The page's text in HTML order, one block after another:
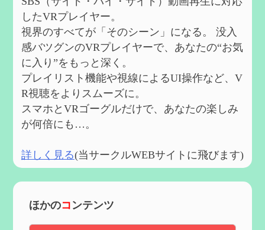
したVRプレイヤー。
視界のすべてが「そのシーン」になる。 没入
感バツグンのVRプレイヤーで、あなたの“お気
に入り”をもっと深く。
プレイリスト機能や視線によるUI操作など、V
R視聴をよりスムーズに。
スマホとVRゴーグルだけで、あなたの楽しみ
が何倍にも…。
詳しく見る(当サークルWEBサイトに飛びます)
ほかのコ ンテンツ